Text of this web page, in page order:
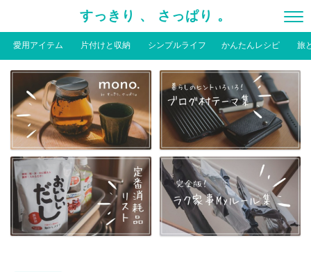
すっきり 、 さっぱり 。
愛用アイテム 片付けと収納 シンプルライフ かんたんレシピ 旅